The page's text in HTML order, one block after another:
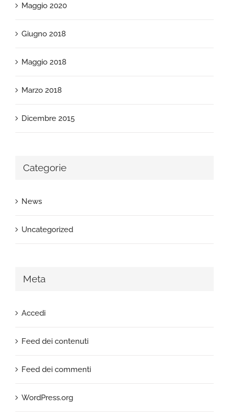
Maggio 2020
Giugno 2018
Maggio 2018
Marzo 2018
Dicembre 2015
Categorie
News
Uncategorized
Meta
Accedi
Feed dei contenuti
Feed dei commenti
WordPress.org